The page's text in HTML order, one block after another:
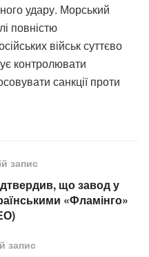
удару. Морський
повністю
військ суттєво
контролювати
санкції проти
запис
що завод у
«Фламінго»
запис